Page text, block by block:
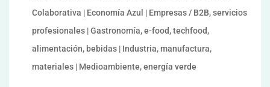
Colaborativa | Economía Azul | Empresas / B2B, servicios
profesionales | Gastronomía, e-food, techfood,
alimentación, bebidas | Industria, manufactura,
materiales | Medioambiente, energía verde